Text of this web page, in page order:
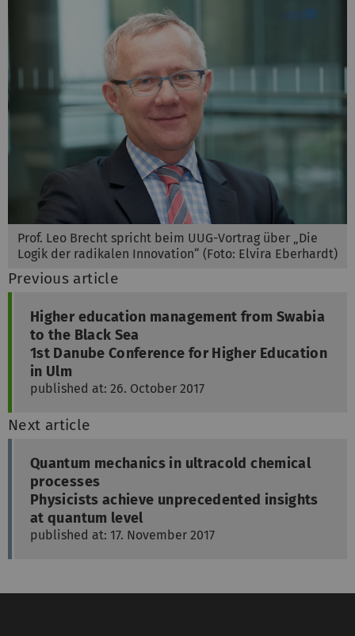
Prof. Leo Brecht spricht beim UUG-Vortrag über „Die
Logik der radikalen Innovation“ (Foto: Elvira Eberhardt)
Previous article
Higher education management from Swabia
to the Black Sea
1st Danube Conference for Higher Education
in Ulm
published at: 26. October 2017
Next article
Quantum mechanics in ultracold chemical
processes
Physicists achieve unprecedented insights
at quantum level
published at: 17. November 2017